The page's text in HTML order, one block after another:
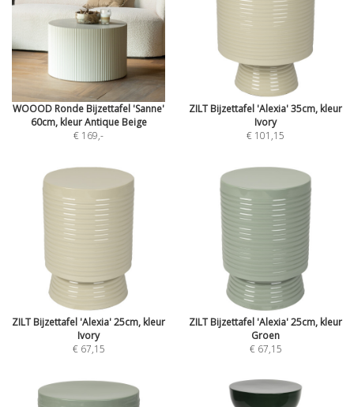
WOOOD Ronde Bijzettafel 'Sanne'
60cm, kleur Antique Beige
€ 169,-
ZILT Bijzettafel 'Alexia' 35cm, kleur
Ivory
€ 101,15
ZILT Bijzettafel 'Alexia' 25cm, kleur
Ivory
€ 67,15
ZILT Bijzettafel 'Alexia' 25cm, kleur
Groen
€ 67,15